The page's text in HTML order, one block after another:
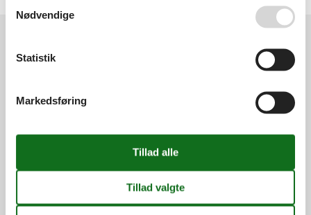
info@vacasol.dk
Metatravel Deutschland GmbH
Nødvendige
Statistik
Markedsføring